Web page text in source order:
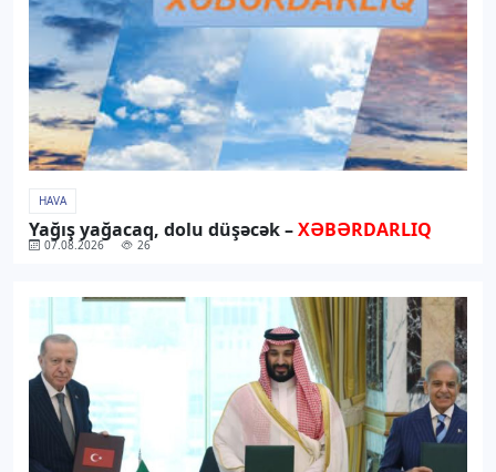
HAVA
Yağış yağacaq, dolu düşəcək –XƏBƏRDARLIQ
07.08.2026 26